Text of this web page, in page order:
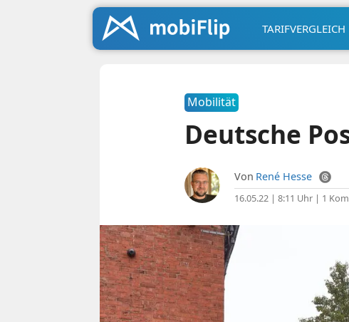
TARIFVERGLEICH
Mobilität
Deutsche
Von René Hesse
16.05.22 | 8:11 Uhr| 1